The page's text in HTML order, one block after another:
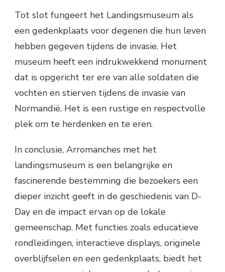
Tot slot fungeert het Landingsmuseum als
een gedenkplaats voor degenen die hun leven
hebben gegeven tijdens de invasie. Het
museum heeft een indrukwekkend monument
dat is opgericht ter ere van alle soldaten die
vochten en stierven tijdens de invasie van
Normandië. Het is een rustige en respectvolle
plek om te herdenken en te eren.
In conclusie, Arromanches met het
landingsmuseum is een belangrijke en
fascinerende bestemming die bezoekers een
dieper inzicht geeft in de geschiedenis van D-
Day en de impact ervan op de lokale
gemeenschap. Met functies zoals educatieve
rondleidingen, interactieve displays, originele
overblijfselen en een gedenkplaats, biedt het